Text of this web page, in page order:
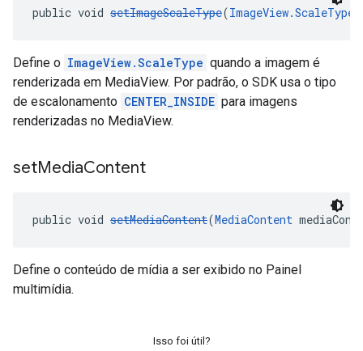
public void setImageScaleType(ImageView.ScaleType
Define o ImageView.ScaleType quando a imagem é
renderizada em MediaView. Por padrão, o SDK usa o tipo
de escalonamento CENTER_INSIDE para imagens
renderizadas no MediaView.
setMediaContent
public void setMediaContent(MediaContent
Define o conteúdo de mídia a ser exibido no Painel
multimídia.
Isso foi útil?